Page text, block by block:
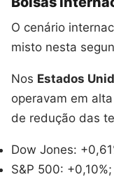
O cenário
misto nesta
Nos Estados
operavam em
de redução das
Dow Jones:
S&P 500: +0,10%;